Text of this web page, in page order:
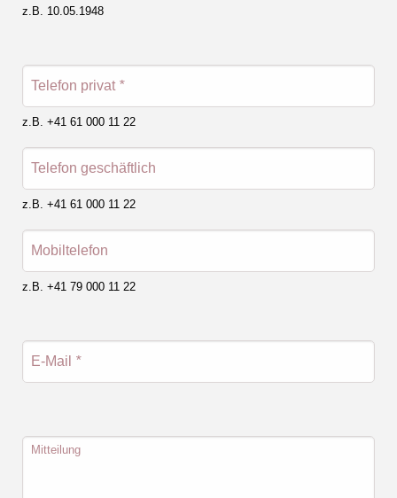
z.B. 10.05.1948
Telefon privat *
z.B. +41 61 000 11 22
Telefon geschäftlich
z.B. +41 61 000 11 22
Mobiltelefon
z.B. +41 79 000 11 22
E-Mail *
Mitteilung